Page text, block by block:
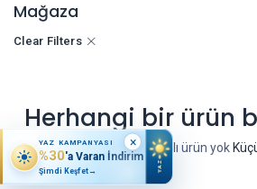
Mağaza
Clear Filters
Herhangi bir ürün
Kategoride tanımlı ürün yok
YAZ KAMPANYASI
%30'a Varan İndirim
Şimdi Keşfet→ YAZ
×